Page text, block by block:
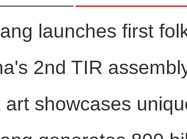
launches first
2nd TIR
art showcases